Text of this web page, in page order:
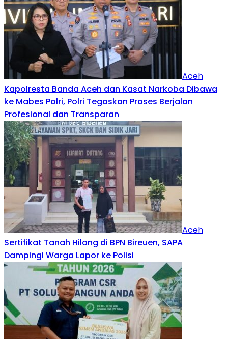
Aceh
Kapolresta Banda Aceh dan Kasat Narkoba Dibawa
ke Mabes Polri, Polri Tegaskan Proses Berjalan
Profesional dan Transparan
Aceh
Sertifikat Tanah Hilang di BPN Bireuen, SAPA
Dampingi Warga Lapor ke Polisi